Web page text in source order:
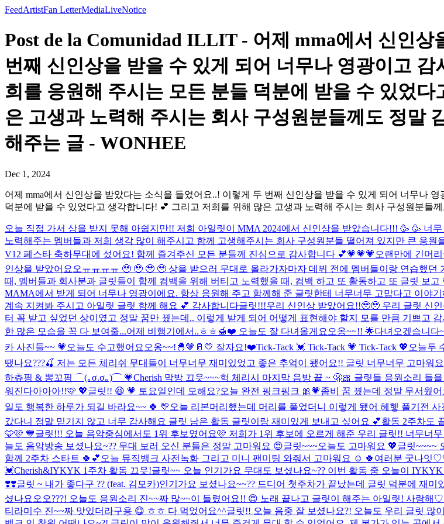
FeedArtistFan LetterMediaLiveNotice
Post de la Comunidad ILLIT - 어제 mma에서 신인
번째 신인상을 받을 수 있게 되어 너무나 영광이고
희를 응원해 주시는 모든 분들 덕분에 받을 수 있었
은 고생과 노력해 주시는 회사 구성원분들께도 정말
해주는 글 - WONHEE
Dec 1, 2024
어제 mma에서 신인상을 받았다는 소식을 들었어요..! 이렇게 두 번째 신인상을 받을 수 있게 되어 너무나
덕분에 받을 수 있었다고 생각합니다! 💕 그리고 저희를 위해 많은 고생과 노력해 주시는 회사 구성원분들
오늘 직접 가서 상을 받지 못해 아쉽지만!! 저희 아일릿이 MMA 2024에서 신인상을 받았습니다!!! 🥳 🥳 너
노력해주는 멤버들과 저희 생각 많이 해주시고 함께 고생해주시는 회사 구성원분들 떨어져 있지만 큰 응원
V12 페스타 축하무대에 섰어요! 함께 즐겨주신 모든 분들께 진심으로 감사합니다 💕💗💗💗 오랜만에 긴머리
인상을 받았어요오ㅠㅠㅠㅠ 🥹 🥹 🥹 🥹 상을 받으러 무대로 올라가자마자 데뷔 전에 멤버들이랑 연습했
때, 멤버들과 회사분과 글릿들이 함께 컴백을 위해 버티고 노력했을 때, 컴백 하고 또 활동하고 또 글릿 보고
MAMA에서 받게 되어 너무나 영광이에요. 항상 응원해 주고 함께해 준 글릿한테 너무너무 고맙다고 이야
계속 지켜봐 주시고 아일릿 글릿 함께 해요 💕 감사합니다글릿!!!우리 신인상 받았어요!!🥹🥹 우리 글릿 신
터 꼭 받고 싶었던 상이였고 정말 꿈만 꿨는데.. 이렇게 받게 되어 어떻게 표현해야 할지 모를 만큼 기쁘고
한 많은 모습을 꼭 다 보여줄...어제 비행기에서..ㅎㅎ🍯❤️ 오늘도 잘 다녀올게요오옹~~!! 🌟다녀오겠습니다
카 사진들~~ 💗 오늘도 수고했어요오옹~~!🐣🤎🥛💛 잘자요!❤️Tick-Tack 💓 Tick-Tack 💗 Tick-Tack 💖 오늘두
땠나요???🍒 저는 모든 체리쉬 무대들이 너무너무 재미있었고 좋은 추억이 됐어요!! 글릿 너무너무 고마
하츄핑 & 뽕꼬핑 ⌒(｡σ.σ｡)⌒ 💗Cherish 막방 끄읏~~~헉 체리시 마지막 음방 끝 ~ 🫢🎀 글릿들 응원소리 들
워진다아아아!!🩷 💖글릿!! 😆 💗 토요일인데 모해요?오늘 완전 핑크핑크 🎀💗좀비 꿈 꿨는데 정말 무서웠어
일도 행복한 하루가 되길 바라요~~ 🍀 💛 오늘 리본머리했는데 머리를 풀었더니 이렇게 됐어 헤헿 풀기전
갔다니 정말 믿기지 않고 너무 감사해요 글릿 남은 활동 글릿이랑 재미있게 보내고 싶어요 💕활동 2주차도
🩵🩷 💙글릿!!! 오늘 음악중심에서도 1위 후보였어요🩷 저희가 1위 후보에 오르게 해준 우리 글릿!! 너무너
늘도 음악방송 보셨나요~?? 무대 보러 오신 분들은 정말 고마워요 😍글릿~~~오늘도 고마워요 💖글릿~~~~
함께 2주차 스타트 🍀💕 오늘 뮤직뱅크 사전녹화 그리고 미니 팬미팅 와줘서 고마워요 ☺️ 🍀 여러분 굿나
💓Cherish&IYKYK 1주차 활동 끄읏!글릿~~ 오늘 인기가요 무대도 보셨나요~?? 이번 활동 중 오늘이
❣️❣️글릿 ~ 내가 좋다구 ?? (feat. 김모카)인기가요 보셨나요~~?? 드디어 첫주차가 끝났는데 글릿 덕분에 재
셨나요오오???! 오늘도 응원소리 진~~짜 많~~이 들렸어요!! 😍 노래 끝나고 글릿이 해주는 아일릿! 사랑
티라미수 진~~짜 맛있더라구용 😋 ㅎㅎ 다 먹었어요^^글릿!! 오늘 음중 잘 보셨나요?! 오늘도 우리 글릿 많